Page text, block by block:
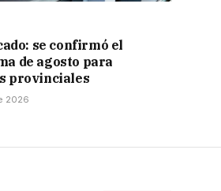
se confirmó el
de agosto para
provinciales
2026